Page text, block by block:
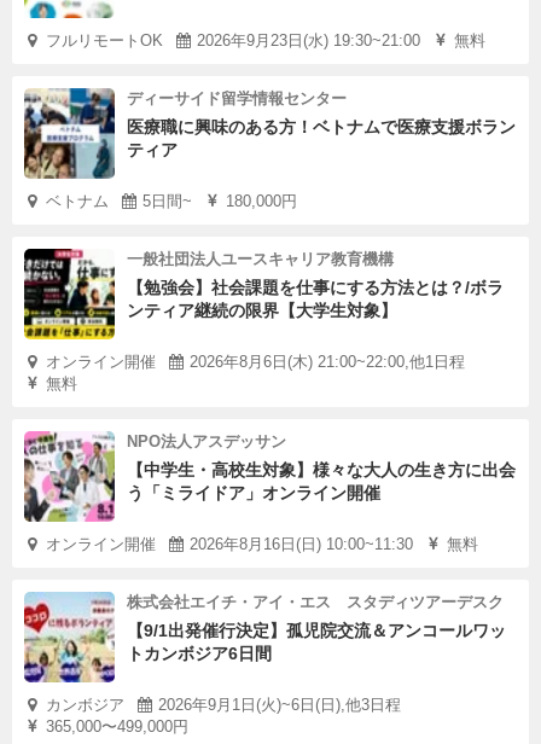
フルリモートOK 2026年9月23日(水) 19:30~21:00 無料
ディーサイド留学情報センター
医療職に興味のある方！ベトナムで医療支援ボラン
ティア
ベトナム 5日間~ 180,000円
一般社団法人ユースキャリア教育機構
【勉強会】社会課題を仕事にする方法とは？/ボラ
ンティア継続の限界【大学生対象】
オンライン開催
2026年8月6日(木) 21:00~22:00,他1日程
無料
NPO法人アスデッサン
【中学生・高校生対象】様々な大人の生き方に出会
う「ミライドア」オンライン開催
オンライン開催 2026年8月16日(日) 10:00~11:30 無料
株式会社エイチ・アイ・エス スタディツアーデスク
【9/1出発催行決定】孤児院交流＆アンコールワッ
トカンボジア6日間
カンボジア
2026年9月1日(火)~6日(日),他3日程
365,000〜499,000円